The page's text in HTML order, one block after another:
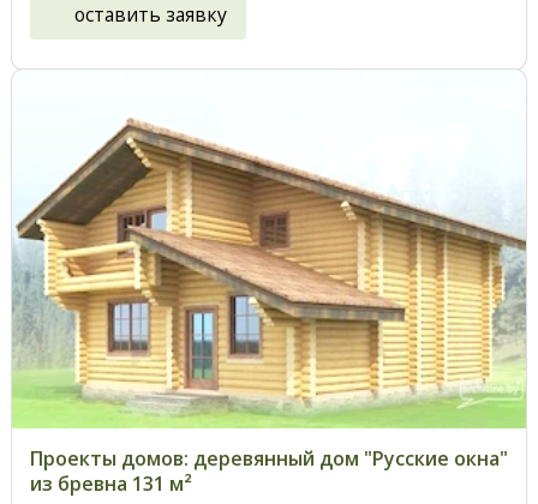
оставить заявку
Проекты домов: деревянный дом "Русские окна"
из бревна 131 м²